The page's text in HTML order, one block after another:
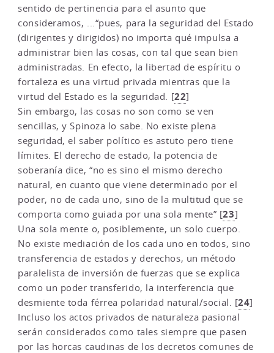
sentido de pertinencia para el asunto que
consideramos, ...“pues, para la seguridad del Estado
(dirigentes y dirigidos) no importa qué impulsa a
administrar bien las cosas, con tal que sean bien
administradas. En efecto, la libertad de espíritu o
fortaleza es una virtud privada mientras que la
virtud del Estado es la seguridad.
[22]
Sin embargo, las cosas no son como se ven
sencillas, y Spinoza lo sabe. No existe plena
seguridad, el saber político es astuto pero tiene
límites. El derecho de estado, la potencia de
soberanía dice, “no es sino el mismo derecho
natural, en cuanto que viene determinado por el
poder, no de cada uno, sino de la multitud que se
comporta como guiada por una sola mente” [23]
Una sola mente o, posiblemente, un solo cuerpo.
No existe mediación de los cada uno en todos, sino
transferencia de estados y derechos, un método
paralelista de inversión de fuerzas que se explica
como un poder transferido, la interferencia que
desmiente toda férrea polaridad natural/social.
[24]
Incluso los actos privados de naturaleza pasional
serán considerados como tales siempre que pasen
por las horcas caudinas de los decretos comunes de